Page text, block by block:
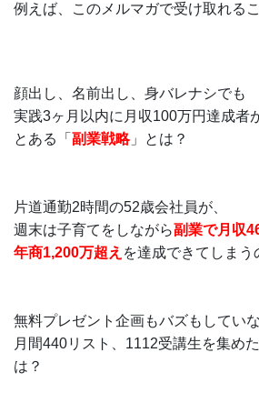
例えば、このメルマガで受け取れる
顔出し、名前出し、身バレナシでも
実践3ヶ月以内に月収100万円達成者
とある「 副業戦略」とは？
片道通勤2時間の52歳会社員が、
週末は子育てをしながら副業で月収
年商1,200万超え を達成できてしまう
無料プレゼント企画もバズもしてい
月間440リスト、1112受講生を集めた
は？